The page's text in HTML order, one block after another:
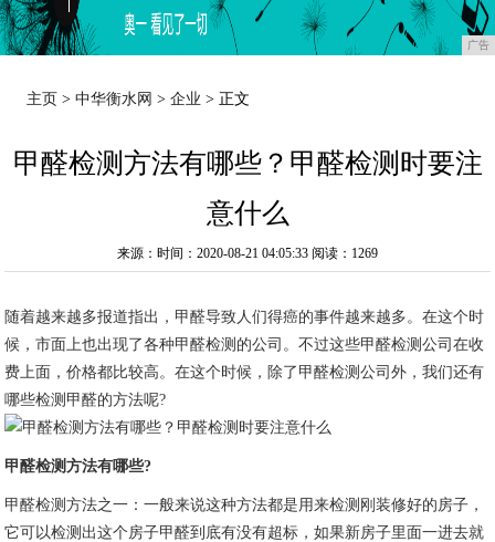
广告
主页 >中华衡水网 >企业 > 正文
甲醛检测方法有哪些？甲醛检测时要注
意什么
来源：时间：2020-08-21 04:05:33 阅读：1269
随着越来越多报道指出，甲醛导致人们得癌的事件越来越多。在这个时
候，市面上也出现了各种甲醛检测的公司。不过这些甲醛检测公司在收
费上面，价格都比较高。在这个时候，除了甲醛检测公司外，我们还有
哪些检测甲醛的方法呢?
甲醛检测方法有哪些?
甲醛检测方法之一：一般来说这种方法都是用来检测刚装修好的房子，
它可以检测出这个房子甲醛到底有没有超标，如果新房子里面一进去就